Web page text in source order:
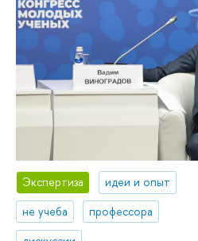
Экспертиза
идеи и опыт
не учеба
профессора